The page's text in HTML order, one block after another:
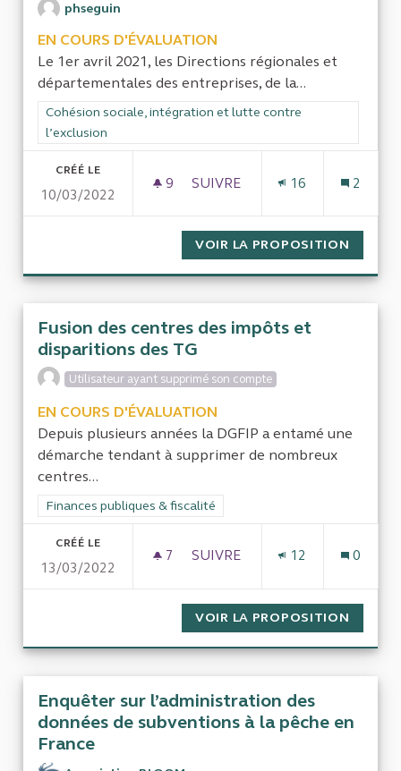
phseguin
EN COURS D'ÉVALUATION
Le 1er avril 2021, les Directions régionales et
départementales des entreprises, de la...
Filtrer les résultats de la catégorie : Cohésion sociale,
Cohésion sociale, intégration et lutte contre
l’exclusion
CRÉÉ LE
10/03/2022
9 9 ABONNÉS
SUIVRE
16 2
VOIR LA PROPOSITION
Fusion des centres des impôts et
disparitions des TG
Utilisateur ayant supprimé son compte
EN COURS D'ÉVALUATION
Depuis plusieurs années la DGFIP a entamé une
démarche tendant à supprimer de nombreux
centres...
Filtrer les résultats de la catégorie : Finances publiques &
Finances publiques & fiscalité
CRÉÉ LE
13/03/2022
7 7 ABONNÉS
SUIVRE
12 0
VOIR LA PROPOSITION
Enquêter sur l’administration des
données de subventions à la pêche en
France